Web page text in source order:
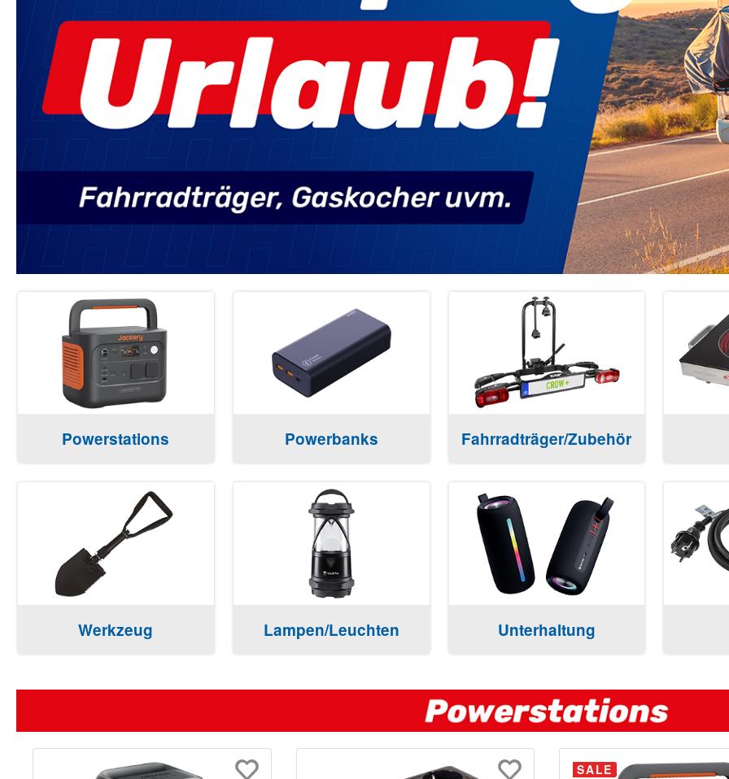
Powerstations Powerbanks Fahrradträger/Zubehör
Werkzeug Lampen/Leuchten Unterhaltung
SALE